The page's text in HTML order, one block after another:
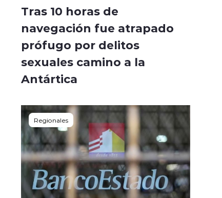
Tras 10 horas de
navegación fue atrapado
prófugo por delitos
sexuales camino a la
Antártica
Regionales